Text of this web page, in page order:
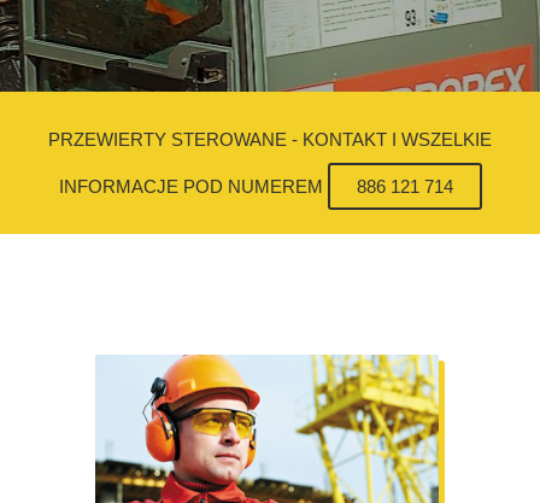
PRZEWIERTY STEROWANE - KONTAKT I WSZELKIE
INFORMACJE POD NUMEREM 886 121 714